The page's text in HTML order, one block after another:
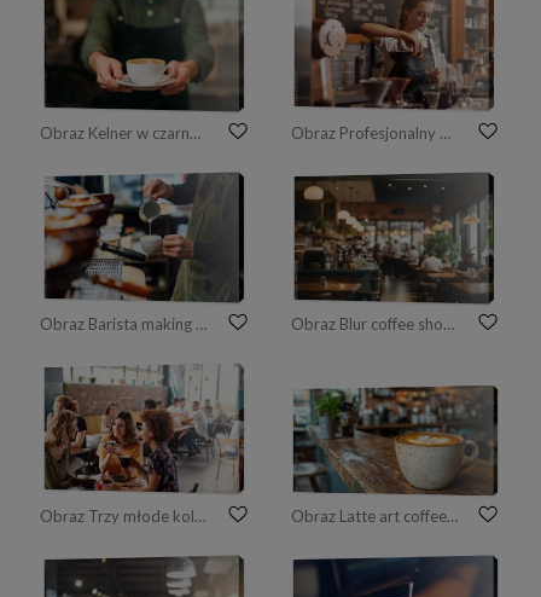
Obraz Kelner w czarnym fartuchu rozciąga filiżankę kawy Obraz Profesjonalny barista przygotowujący kawę za pomocą chemex zalej ekspres do kawy i czajnik. Młoda kobieta parzenia kawy. Alternatywne sposoby parzenia kawy. Koncepcja kawiarni.
Obraz Barista making coffee in coffee shop, hands holding cup of coffee. Obraz Blur coffee shop or cafe restaurant, Blurred restaurant background with some people and chefs working. Image created using artificial intelligence.
Obraz Trzy młode koleżanki spotkanie siedzieć przy stole w kawiarni i rozmawiać Obraz Latte art coffee cup on rustic cafe counter, busy bar in background